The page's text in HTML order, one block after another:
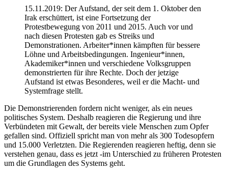
15.11.2019: Der Aufstand, der seit dem 1. Oktober den
Irak erschüttert, ist eine Fortsetzung der
Protestbewegung von 2011 und 2015. Auch vor und
nach diesen Protesten gab es Streiks und
Demonstrationen. Arbeiter*innen kämpften für bessere
Löhne und Arbeitsbedingungen. Ingenieur*innen,
Akademiker*innen und verschiedene Volksgruppen
demonstrierten für ihre Rechte. Doch der jetzige
Aufstand ist etwas Besonderes, weil er die Macht- und
Systemfrage stellt.
Die Demonstrierenden fordern nicht weniger, als ein neues
politisches System. Deshalb reagieren die Regierung und ihre
Verbündeten mit Gewalt, der bereits viele Menschen zum Opfer
gefallen sind. Offiziell spricht man von mehr als 300 Todesopfern
und 15.000 Verletzten. Die Regierenden reagieren heftig, denn sie
verstehen genau, dass es jetzt -im Unterschied zu früheren Protesten
um die Grundlagen des Systems geht.